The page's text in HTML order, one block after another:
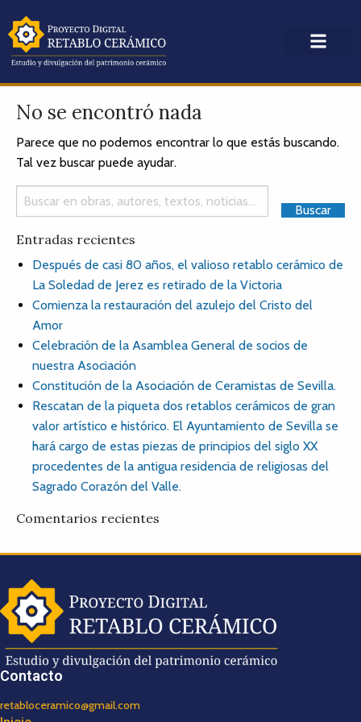
No se encontró nada
Parece que no podemos encontrar lo que estás buscando.
Tal vez buscar puede ayudar.
Entradas recientes
Después de casi 80 años, el valioso retablo cerámico de
La Soledad de Jerez es retirado de la Victoria
Comienza la restauración del azulejo del Cristo del
Amor
Celebración de la Asamblea General de socios de
nuestra Asociación
Constitución de la Asociación de Ceramistas de Sevilla.
Rescatan de la piqueta dos retablos cerámicos de gran
valor artístico e histórico. El Ayuntamiento de Sevilla se
hará cargo de estas piezas de principios del siglo XX
procedentes de la antigua residencia de religiosas del
Sagrado Corazón del Valle.
Comentarios recientes
Contacto
retabloceramico@gmail.com